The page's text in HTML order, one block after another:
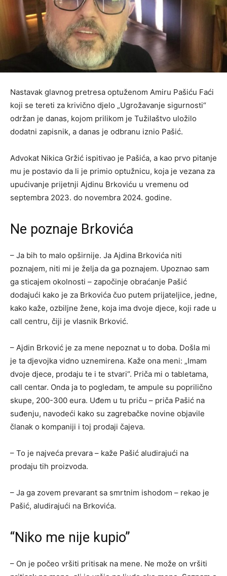
Nastavak glavnog pretresa optuženom Amiru Pašiću Faći
koji se tereti za krivično djelo „Ugrožavanje sigurnosti“
održan je danas, kojom prilikom je Tužilaštvo uložilo
dodatni zapisnik, a danas je odbranu iznio Pašić.
Advokat Nikica Gržić ispitivao je Pašića, a kao prvo pitanje
mu je postavio da li je primio optužnicu, koja je vezana za
upućivanje prijetnji Ajdinu Brkoviću u vremenu od
septembra 2023. do novembra 2024. godine.
Ne poznaje Brkovića
– Ja bih to malo opširnije. Ja Ajdina Brkovića niti
poznajem, niti mi je želja da ga poznajem. Upoznao sam
ga sticajem okolnosti – započinje obraćanje Pašić
dodajući kako je za Brkovića čuo putem prijateljice, jedne,
kako kaže, ozbiljne žene, koja ima dvoje djece, koji rade u
call centru, čiji je vlasnik Brković.
– Ajdin Brković je za mene nepoznat u to doba. Došla mi
je ta djevojka vidno uznemirena. Kaže ona meni: „Imam
dvoje djece, prodaju te i te stvari“. Priča mi o tabletama,
call centar. Onda ja to pogledam, te ampule su poprilično
skupe, 200-300 eura. Uđem u tu priču – priča Pašić na
suđenju, navodeći kako su zagrebačke novine objavile
članak o kompaniji i toj prodaji čajeva.
– To je najveća prevara – kaže Pašić aludirajući na
prodaju tih proizvoda.
– Ja ga zovem prevarant sa smrtnim ishodom – rekao je
Pašić, aludirajući na Brkovića.
“Niko me nije kupio”
– On je počeo vršiti pritisak na mene. Ne može on vršiti